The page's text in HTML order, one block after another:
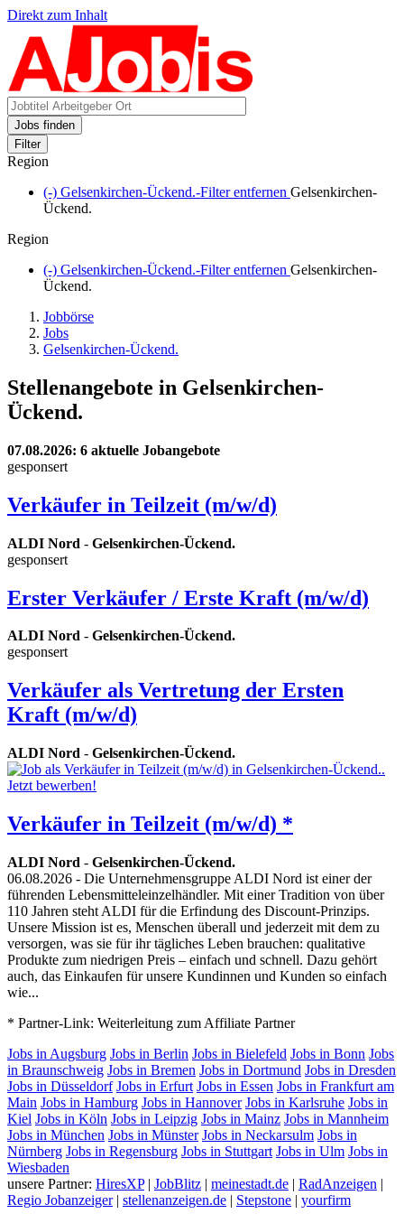
Direkt zum Inhalt
Jobs finden
Filter
Region
(-) Gelsenkirchen-Ückend.-Filter entfernen Gelsenkirchen-
Ückend.
Region
(-) Gelsenkirchen-Ückend.-Filter entfernen Gelsenkirchen-
Ückend.
Jobbörse
Jobs
Gelsenkirchen-Ückend.
Stellenangebote in Gelsenkirchen-
Ückend.
07.08.2026: 6 aktuelle Jobangebote
gesponsert
Verkäufer in Teilzeit (m/w/d)
ALDI Nord - Gelsenkirchen-Ückend.
gesponsert
Erster Verkäufer / Erste Kraft (m/w/d)
ALDI Nord - Gelsenkirchen-Ückend.
gesponsert
Verkäufer als Vertretung der Ersten
Kraft (m/w/d)
ALDI Nord - Gelsenkirchen-Ückend.
Verkäufer in Teilzeit (m/w/d) *
ALDI Nord - Gelsenkirchen-Ückend.
06.08.2026 - Die Unternehmensgruppe ALDI Nord ist einer der
führenden Lebensmitteleinzelhändler. Mit einer Tradition von über
110 Jahren steht ALDI für die Erfindung des Discount-Prinzips.
Unsere Mission ist es, Menschen überall und jederzeit mit dem zu
versorgen, was sie für ihr tägliches Leben brauchen: qualitative
Produkte zum niedrigen Preis – einfach und schnell. Dazu gehört
auch, das Einkaufen für unsere Kundinnen und Kunden so einfach
wie...
* Partner-Link: Weiterleitung zum Affiliate Partner
Jobs in Augsburg Jobs in Berlin Jobs in Bielefeld Jobs in Bonn Jobs
in Braunschweig Jobs in Bremen Jobs in Dortmund Jobs in Dresden
Jobs in Düsseldorf Jobs in Erfurt Jobs in Essen Jobs in Frankfurt am
Main Jobs in Hamburg Jobs in Hannover Jobs in Karlsruhe Jobs in
Kiel Jobs in Köln Jobs in Leipzig Jobs in Mainz Jobs in Mannheim
Jobs in München Jobs in Münster Jobs in Neckarsulm Jobs in
Nürnberg Jobs in Regensburg Jobs in Stuttgart Jobs in Ulm Jobs in
Wiesbaden
unsere Partner: HiresXP| JobBlitz | meinestadt.de | RadAnzeigen |
Regio Jobanzeiger| stellenanzeigen.de | Stepstone | yourfirm